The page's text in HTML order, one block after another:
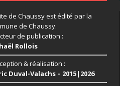
de Chaussy est édité par la
de Chaussy.
de publication :
Rollois
& réalisation :
Duval-Valachs – 2015|2026